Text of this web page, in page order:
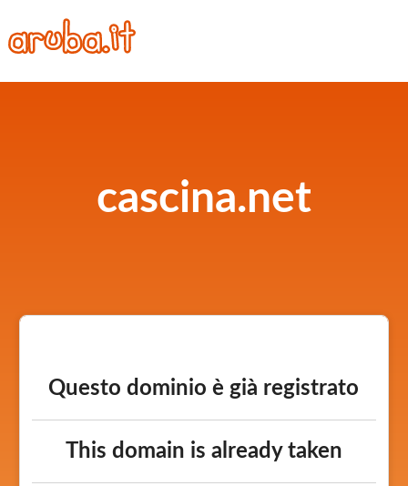
cascina.net
Questo dominio è già registrato
This domain is already taken